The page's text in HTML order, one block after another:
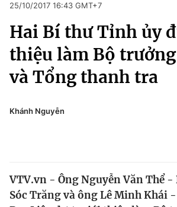
Chuyên mục
Chính trị
Thế giới
Xã hội
Pháp luật
Thể thao
Truyền hình
Văn hóa - Giải trí
Đời sống
25/10/2017 16:43 GMT+7
Hai Bí thư Tỉnh ủy
thiệu làm Bộ trưởng
và Tổng thanh tra
Khánh Nguyễn
VTV.vn - Ông Nguyễn Văn Thể
Sóc Trăng và ông Lê Minh Khái